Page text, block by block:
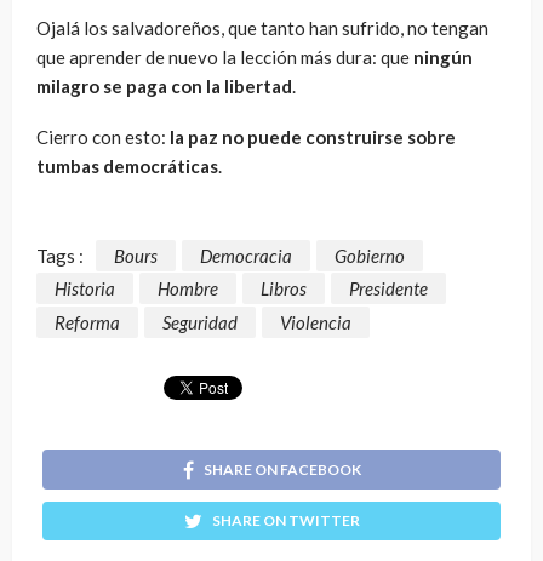
Ojalá los salvadoreños, que tanto han sufrido, no tengan
que aprender de nuevo la lección más dura: que ningún
milagro se paga con la libertad.
Cierro con esto: la paz no puede construirse sobre
tumbas democráticas.
Tags : Bours Democracia
Gobierno
Historia
Hombre Libros
Presidente
Reforma
Seguridad Violencia
SHARE ON FACEBOOK
SHARE ON TWITTER